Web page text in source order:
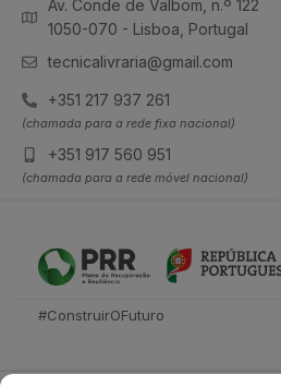
Av. Conde de Valbom, n.º 122
1050-070 - Lisboa, Portugal
tecnicalivraria@gmail.com
+351 217 937 261
(chamada para a rede fixa nacional)
+351 917 560 951
(chamada para a rede móvel nacional)
#ConstruirOFuturo